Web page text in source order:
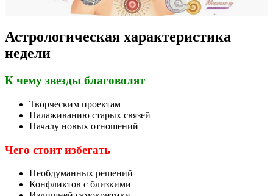
Астрологическая характеристика
недели
К чему звезды благоволят
Творческим проектам
Налаживанию старых связей
Началу новых отношений
Чего стоит избегать
Необдуманных решений
Конфликтов с близкими